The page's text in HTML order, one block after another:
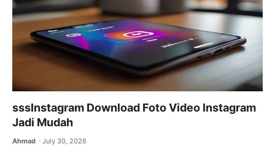
sssInstagram Download Foto Video Instagram
Jadi Mudah
Ahmad July 30, 2026